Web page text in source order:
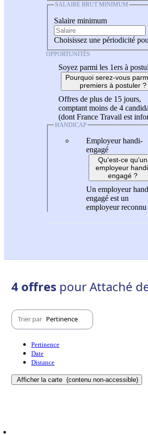
SALAIRE BRUT MINIMUM
Salaire minimum
Choisissez une périodicité
OPPORTUNITÉS
Soyez parmi les 1ers à
Pourquoi serez-vous
premiers à postuler ?
Offres de plus de 15 jours,
comptant moins de 4
(dont France Travail est
HANDICAP
Employeur handi-
engagé
Qu'est-ce qu'un
employeur
engagé ?
Un employeur
engagé est un
employeur reconnu
4 offres pour Attaché
Trier par Pertinence
Pertinence
Date
Distance
Afficher la carte (contenu non-accessible)